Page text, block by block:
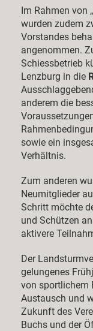
Im Rahmen von
wurden zudem
Vorstandes
angenommen.
Schiessbetrieb
Lenzburg in die
anderem die
sowie ein
Verhältnis.
Zum anderen
Neumitglieder
Schritt möchte
und Schützen
aktivere
Der
gelungenes
von sportlichem
Austausch und
Zukunft des
Buchs und der